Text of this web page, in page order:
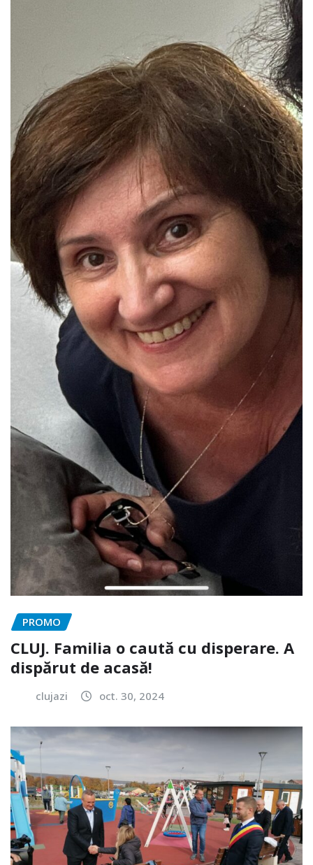
PROMO
CLUJ. Familia o caută cu disperare. A
dispărut de acasă!
clujazi oct. 30, 2024